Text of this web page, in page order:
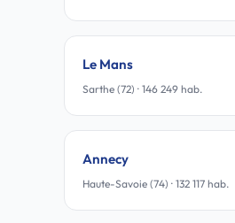
Le Mans
Sarthe (72) · 146 249 hab.
Annecy
Haute-Savoie (74) · 132 117 hab.